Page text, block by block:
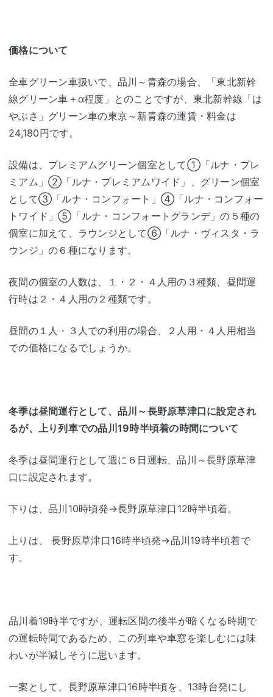
価格について
全車グリーン車扱いで、品川～青森の場合、「東北新幹
線グリーン車＋α程度」とのことですが、東北新幹線「は
やぶさ」グリーン車の東京～新青森の運賃・料金は
24,180円です。
設備は、プレミアムグリーン個室として①「ルナ・プレ
ミアム」②「ルナ・プレミアムワイド」、グリーン個室
として③「ルナ・コンフォート」④「ルナ・コンフォー
トワイド」⑤「ルナ・コンフォートグランデ」の５種の
個室に加えて、ラウンジとして⑥「ルナ・ヴィスタ・ラ
ウンジ」の６種になります。
夜間の個室の人数は、１・２・４人用の３種類、昼間運
行時は２・４人用の２種類です。
昼間の１人・３人での利用の場合、２人用・４人用相当
での価格になるでしょうか。
冬季は昼間運行として、品川～長野原草津口に設定され
るが、上り列車での品川19時半頃着の時間について
冬季は昼間運行として週に６日運転、品川～長野原草津
口に設定されます。
下りは、品川10時頃発→長野原草津口12時半頃着。
上りは、 長野原草津口16時半頃発→品川19時半頃着で
す。
品川着19時半ですが、運転区間の後半が暗くなる時期で
の運転時間であるため、この列車や車窓を楽しむには味
わいが半減しそうに思います。
一案として、長野原草津口16時半頃を、13時台発にし